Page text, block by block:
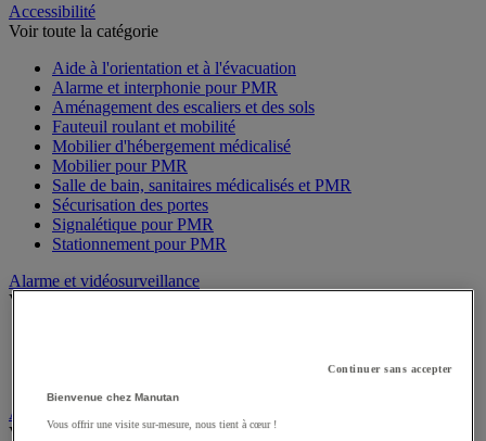
Accessibilité
Voir toute la catégorie
Aide à l'orientation et à l'évacuation
Alarme et interphonie pour PMR
Aménagement des escaliers et des sols
Fauteuil roulant et mobilité
Mobilier d'hébergement médicalisé
Mobilier pour PMR
Salle de bain, sanitaires médicalisés et PMR
Sécurisation des portes
Signalétique pour PMR
Stationnement pour PMR
Alarme et vidéosurveillance
Voir toute la catégorie
Armoire de sécurité et stockage de produits dangereux
Voir toute la catégorie
Continuer sans accepter
Bienvenue chez Manutan
Vous offrir une visite sur-mesure, nous tient à cœur !